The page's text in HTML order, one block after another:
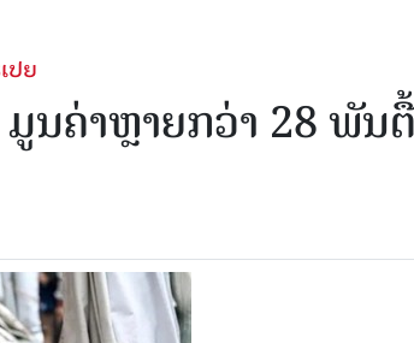
ປຍ
ມູນຄ່າຫຼາຍກວ່າ 28 ພັນ